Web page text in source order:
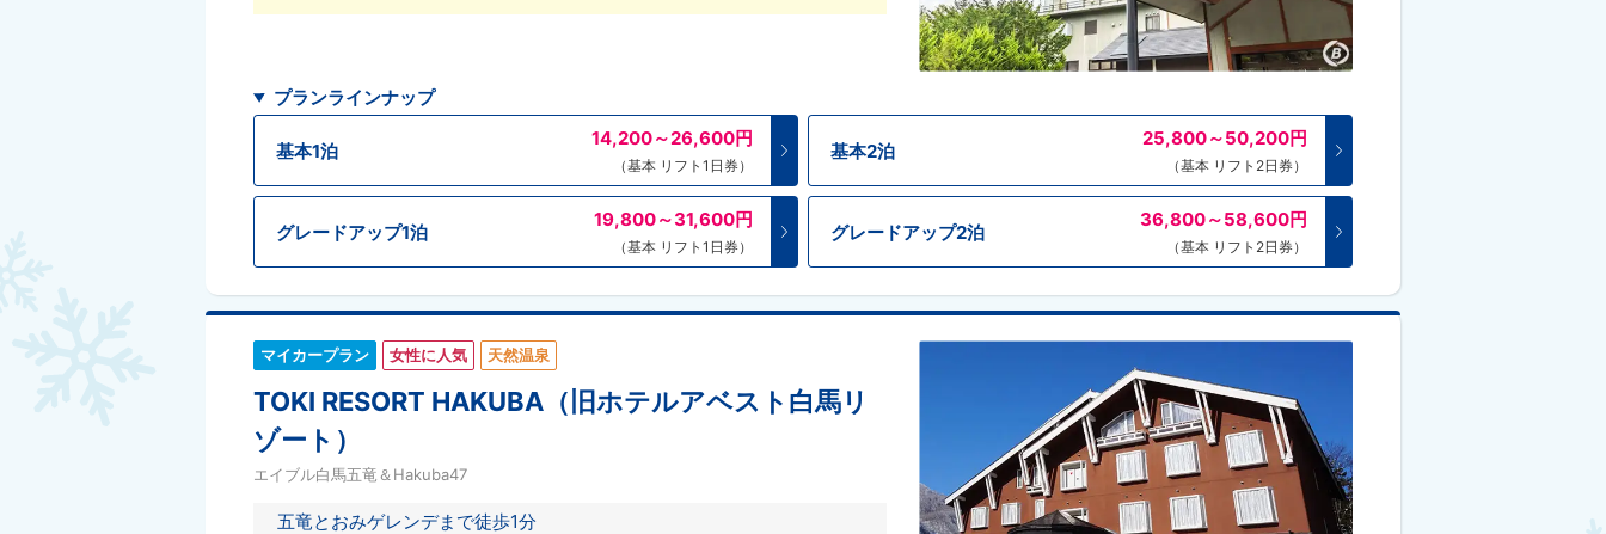
プランラインナップ
基本1泊
14,200～26,600円
（基本 リフト1日券）
基本2泊
25,800～50,200円
（基本 リフト2日券）
グレードアップ1泊
19,800～31,600円
（基本 リフト1日券）
グレードアップ2泊
36,800～58,600円
（基本 リフト2日券）
マイカープラン 女性に人気 天然温泉
TOKI RESORT HAKUBA（旧ホテルアベスト白馬リ
ゾート）
エイブル白馬五竜＆Hakuba47
五竜とおみゲレンデまで徒歩1分